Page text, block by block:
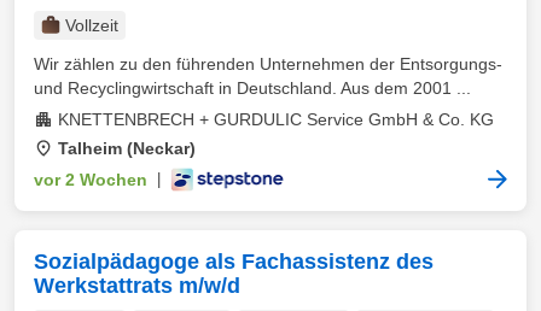
Vollzeit
Wir zählen zu den führenden Unternehmen der Entsorgungs-
und Recyclingwirtschaft in Deutschland. Aus dem 2001 ...
KNETTENBRECH + GURDULIC Service GmbH & Co. KG
Talheim (Neckar)
vor 2 Wochen
Sozialpädagoge als Fachassistenz des
Werkstattrats m/w/d